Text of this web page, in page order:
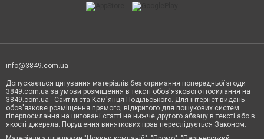
info@3849.com.ua
Допускається цитування матеріалів без отримання попередньої згоди
3849.com.ua за умови розміщення в тексті обов'язкового посилання на
3849.com.ua - Сайт міста Кам'янця-Подільського. Для інтернет-видань
обов'язкове розміщення прямого, відкритого для пошукових систем
гіперпосилання на цитовані статті не нижче другого абзацу в тексті або в
якості джерела. Порушення виняткових прав переслідується Законом.